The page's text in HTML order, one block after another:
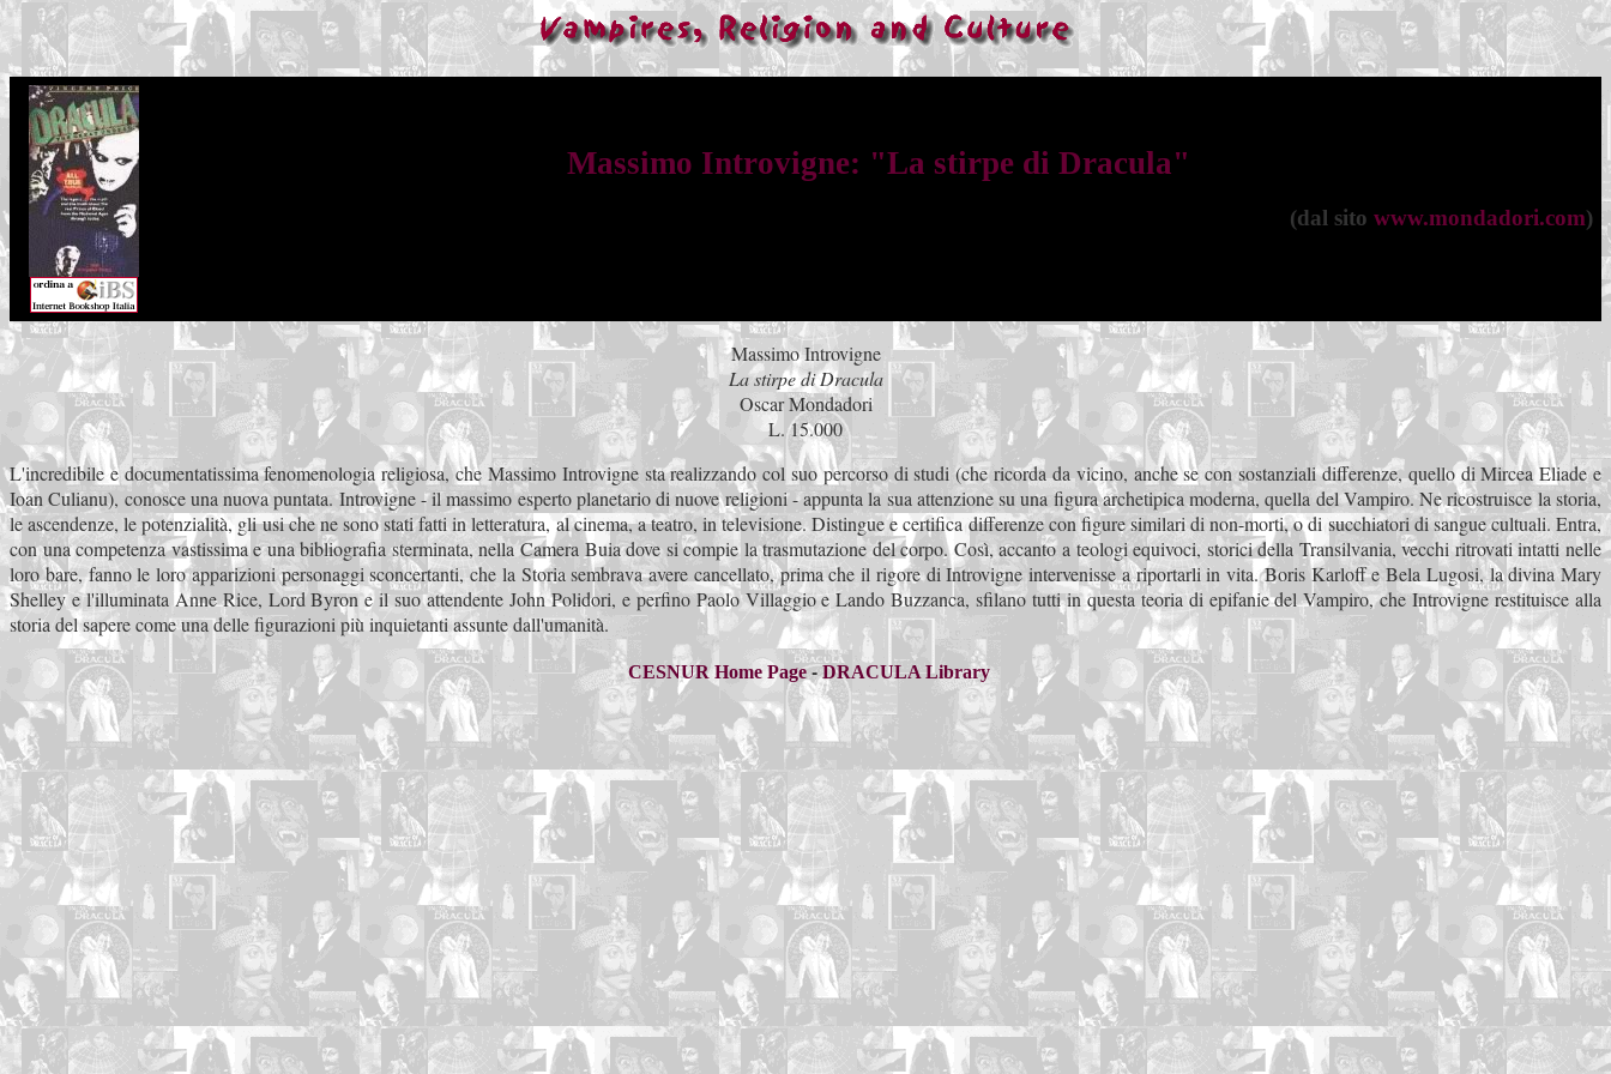
Massimo Introvigne: "La stirpe di Dracula"
(dal sito www.mondadori.com)
Massimo Introvigne
La stirpe di Dracula
Oscar Mondadori
L. 15.000
L'incredibile e documentatissima fenomenologia religiosa, che Massimo Introvigne sta realizzando col suo percorso di studi (che ricorda da vicino, anche se con sostanziali differenze, quello di Mircea Eliade e
Ioan Culianu), conosce una nuova puntata. Introvigne - il massimo esperto planetario di nuove religioni - appunta la sua attenzione su una figura archetipica moderna, quella del Vampiro. Ne ricostruisce la storia,
le ascendenze, le potenzialità, gli usi che ne sono stati fatti in letteratura, al cinema, a teatro, in televisione. Distingue e certifica differenze con figure similari di non-morti, o di succhiatori di sangue cultuali. Entra,
con una competenza vastissima e una bibliografia sterminata, nella Camera Buia dove si compie la trasmutazione del corpo. Così, accanto a teologi equivoci, storici della Transilvania, vecchi ritrovati intatti nelle
loro bare, fanno le loro apparizioni personaggi sconcertanti, che la Storia sembrava avere cancellato, prima che il rigore di Introvigne intervenisse a riportarli in vita. Boris Karloff e Bela Lugosi, la divina Mary
Shelley e l'illuminata Anne Rice, Lord Byron e il suo attendente John Polidori, e perfino Paolo Villaggio e Lando Buzzanca, sfilano tutti in questa teoria di epifanie del Vampiro, che Introvigne restituisce alla
storia del sapere come una delle figurazioni più inquietanti assunte dall'umanità.
CESNUR Home Page-DRACULA Library